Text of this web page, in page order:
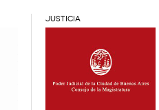
JUSTICIA